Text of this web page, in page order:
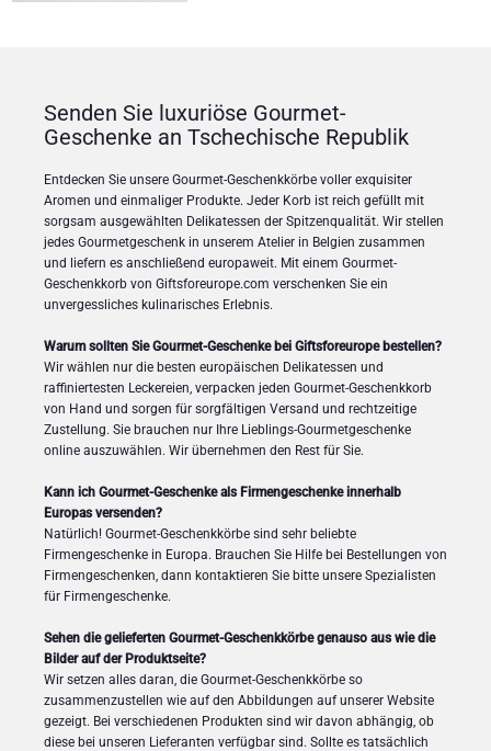
Senden Sie luxuriöse Gourmet-
Geschenke an Tschechische Republik
Entdecken Sie unsere Gourmet-Geschenkkörbe voller exquisiter
Aromen und einmaliger Produkte. Jeder Korb ist reich gefüllt mit
sorgsam ausgewählten Delikatessen der Spitzenqualität. Wir stellen
jedes Gourmetgeschenk in unserem Atelier in Belgien zusammen
und liefern es anschließend europaweit. Mit einem Gourmet-
Geschenkkorb von Giftsforeurope.com verschenken Sie ein
unvergessliches kulinarisches Erlebnis.
Warum sollten Sie Gourmet-Geschenke bei Giftsforeurope bestellen?
Wir wählen nur die besten europäischen Delikatessen und
raffiniertesten Leckereien, verpacken jeden Gourmet-Geschenkkorb
von Hand und sorgen für sorgfältigen Versand und rechtzeitige
Zustellung. Sie brauchen nur Ihre Lieblings-Gourmetgeschenke
online auszuwählen. Wir übernehmen den Rest für Sie.
Kann ich Gourmet-Geschenke als Firmengeschenke innerhalb
Europas versenden?
Natürlich! Gourmet-Geschenkkörbe sind sehr beliebte
Firmengeschenke in Europa. Brauchen Sie Hilfe bei Bestellungen von
Firmengeschenken, dann kontaktieren Sie bitte unsere Spezialisten
für Firmengeschenke.
Sehen die gelieferten Gourmet-Geschenkkörbe genauso aus wie die
Bilder auf der Produktseite?
Wir setzen alles daran, die Gourmet-Geschenkkörbe so
zusammenzustellen wie auf den Abbildungen auf unserer Website
gezeigt. Bei verschiedenen Produkten sind wir davon abhängig, ob
diese bei unseren Lieferanten verfügbar sind. Sollte es tatsächlich